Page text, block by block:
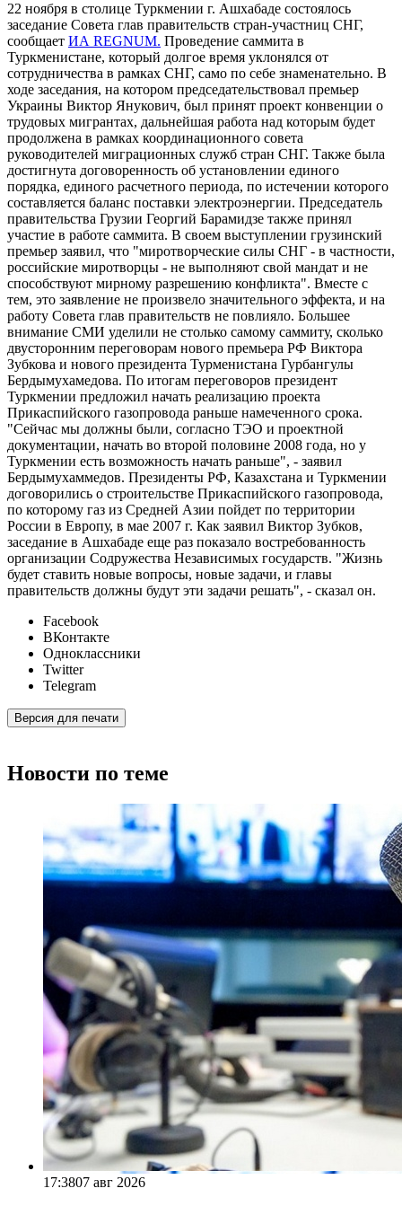
22 ноября в столице Туркмении г. Ашхабаде состоялось
заседание Совета глав правительств стран-участниц СНГ,
сообщает ИА REGNUM. Проведение саммита в
Туркменистане, который долгое время уклонялся от
сотрудничества в рамках СНГ, само по себе знаменательно. В
ходе заседания, на котором председательствовал премьер
Украины Виктор Янукович, был принят проект конвенции о
трудовых мигрантах, дальнейшая работа над которым будет
продолжена в рамках координационного совета
руководителей миграционных служб стран СНГ. Также была
достигнута договоренность об установлении единого
порядка, единого расчетного периода, по истечении которого
составляется баланс поставки электроэнергии. Председатель
правительства Грузии Георгий Барамидзе также принял
участие в работе саммита. В своем выступлении грузинский
премьер заявил, что "миротворческие силы СНГ - в частности,
российские миротворцы - не выполняют свой мандат и не
способствуют мирному разрешению конфликта". Вместе с
тем, это заявление не произвело значительного эффекта, и на
работу Совета глав правительств не повлияло. Большее
внимание СМИ уделили не столько самому саммиту, сколько
двусторонним переговорам нового премьера РФ Виктора
Зубкова и нового президента Турменистана Гурбангулы
Бердымухамедова. По итогам переговоров президент
Туркмении предложил начать реализацию проекта
Прикаспийского газопровода раньше намеченного срока.
"Сейчас мы должны были, согласно ТЭО и проектной
документации, начать во второй половине 2008 года, но у
Туркмении есть возможность начать раньше", - заявил
Бердымухаммедов. Президенты РФ, Казахстана и Туркмении
договорились о строительстве Прикаспийского газопровода,
по которому газ из Средней Азии пойдет по территории
России в Европу, в мае 2007 г. Как заявил Виктор Зубков,
заседание в Ашхабаде еще раз показало востребованность
организации Содружества Независимых государств. "Жизнь
будет ставить новые вопросы, новые задачи, и главы
правительств должны будут эти задачи решать", - сказал он.
Facebook
ВКонтакте
Одноклассники
Twitter
Telegram
Версия для печати
Новости по теме
17:3807 авг 2026